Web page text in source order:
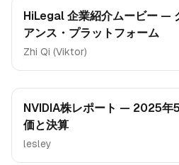
HiLegal 企業紹介ムービー —
アンス・プラットフォーム
Zhi Qi (Viktor)
NVIDIA株レポート — 2025年
価と決算
lesley